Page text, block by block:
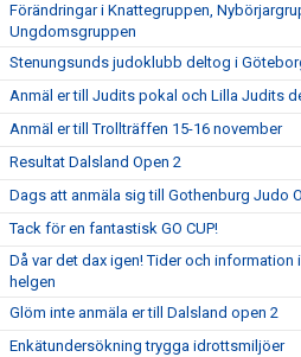
Förändringar i Knattegruppen,
Ungdomsgruppen
Stenungsunds judoklubb deltog i
Anmäl er till Judits pokal och Lilla Judits
Anmäl er till Trollträffen 15-16 november
Resultat Dalsland Open 2
Dags att anmäla sig till Gothenburg Judo
Tack för en fantastisk GO CUP!
Då var det dax igen! Tider och information
helgen
Glöm inte anmäla er till Dalsland open 2
Enkätundersökning trygga idrottsmiljöer